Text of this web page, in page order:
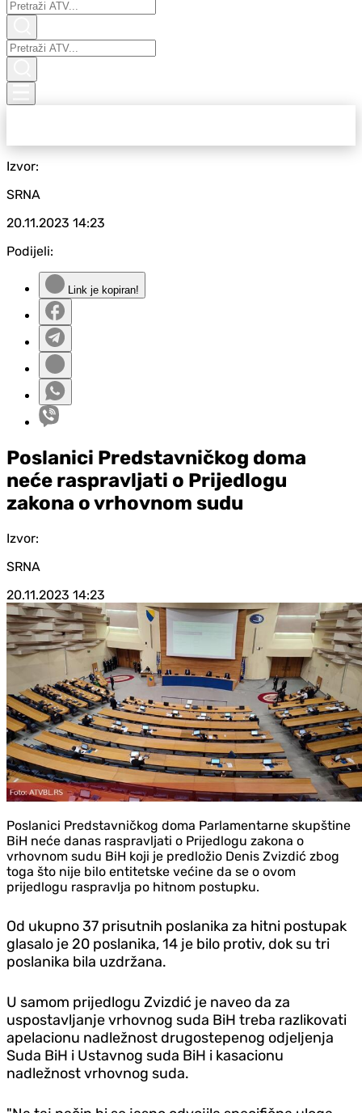
Izvor:
SRNA
20.11.2023 14:23
Podijeli:
Link je kopiran!
Poslanici Predstavničkog doma
neće raspravljati o Prijedlogu
zakona o vrhovnom sudu
Izvor:
SRNA
20.11.2023 14:23
Poslanici Predstavničkog doma Parlamentarne skupštine
BiH neće danas raspravljati o Prijedlogu zakona o
vrhovnom sudu BiH koji je predložio Denis Zvizdić zbog
toga što nije bilo entitetske većine da se o ovom
prijedlogu raspravlja po hitnom postupku.
Od ukupno 37 prisutnih poslanika za hitni postupak
glasalo je 20 poslanika, 14 je bilo protiv, dok su tri
poslanika bila uzdržana.
U samom prijedlogu Zvizdić je naveo da za
uspostavljanje vrhovnog suda BiH treba razlikovati
apelacionu nadležnost drugostepenog odjeljenja
Suda BiH i Ustavnog suda BiH i kasacionu
nadležnost vrhovnog suda.